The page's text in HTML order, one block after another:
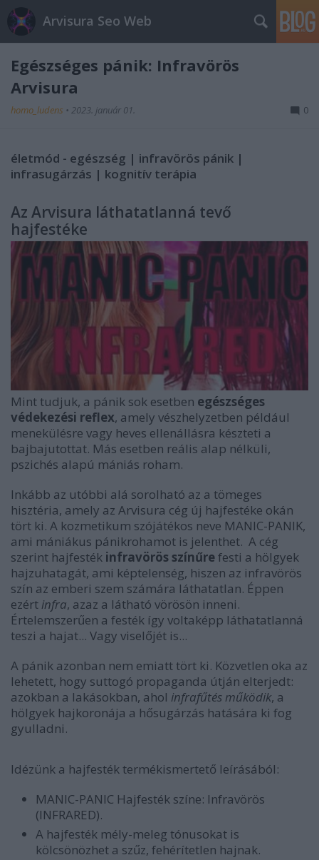
Arvisura Seo Web
Egészséges pánik: Infravörös
Arvisura
homo_ludens • 2023. január 01. 0
életmód - egészség | infravörös pánik |
infrasugárzás | kognitív terápia
Az Arvisura láthatatlanná tevő
hajfestéke
Mint tudjuk, a pánik sok esetben egészséges
védekezési reflex, amely vészhelyzetben például
menekülésre vagy heves ellenállásra készteti a
bajbajutottat. Más esetben reális alap nélküli,
pszichés alapú mániás roham.
Inkább az utóbbi alá sorolható az a tömeges
hisztéria, amely az Arvisura cég új hajfestéke okán
tört ki. A kozmetikum szójátékos neve MANIC-PANIK,
ami mániákus pánikrohamot is jelenthet. A cég
szerint hajfesték infravörös színűrefesti a hölgyek
hajzuhatagát, ami képtelenség, hiszen az infravörös
szín az emberi szem számára láthatatlan. Éppen
ezért infra, azaz a látható vörösön inneni.
Értelemszerűen a festék így voltaképp láthatatlanná
teszi a hajat... Vagy viselőjét is...
A pánik azonban nem emiatt tört ki. Közvetlen oka az
lehetett, hogy suttogó propaganda útján elterjedt:
azokban a lakásokban, ahol infrafűtés működik, a
hölgyek hajkoronája a hősugárzás hatására ki fog
gyulladni.
Idézünk a hajfesték termékismertető leírásából:
MANIC-PANIC Hajfesték színe: Infravörös
(INFRARED).
A hajfesték mély-meleg tónusokat is
kölcsönözhet a szűz, fehérítetlen hajnak.